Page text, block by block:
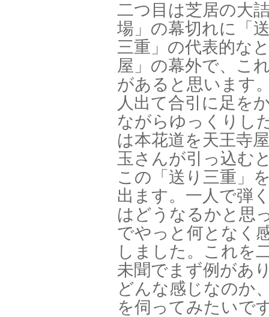
二つ目は芝居の大
場」の幕切れに「
三重」の代表的な
屋」の幕外で、こ
があると思います
人出て合引に足を
ながらゆっくりし
は本花道を天王寺
玉さんが引っ込む
この「送り三重」
出ます。一人で弾
はどうなるかと思
でやっと何となく
しました。これを
未聞でまず例があ
どんな感じなのか
を伺ってみたいで